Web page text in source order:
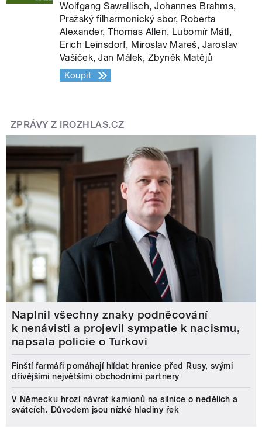
Wolfgang Sawallisch, Johannes Brahms,
Pražský filharmonický sbor, Roberta
Alexander, Thomas Allen, Lubomír Mátl,
Erich Leinsdorf, Miroslav Mareš, Jaroslav
Vašíček, Jan Málek, Zbyněk Matějů
Koupit
ZPRÁVY Z IROZHLAS.CZ
Naplnil všechny znaky podněcování
k nenávisti a projevil sympatie k nacismu,
napsala policie o Turkovi
Finští farmáři pomáhají hlídat hranice před Rusy, svými
dřívějšími největšími obchodními partnery
V Německu hrozí návrat kamionů na silnice o nedělích a
svátcích. Důvodem jsou nízké hladiny řek